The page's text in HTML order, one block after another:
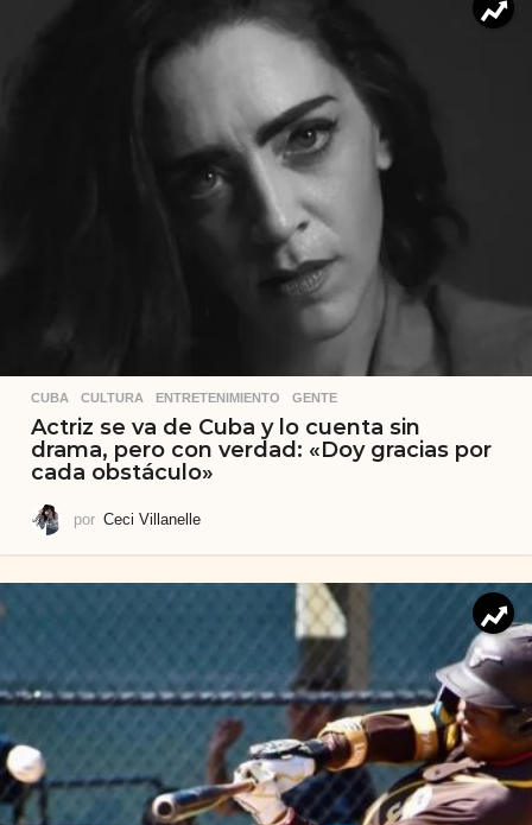
CUBA ,CULTURA ,ENTRETENIMIENTO ,GENTE
Actriz se va de Cuba y lo cuenta sin
drama, pero con verdad: «Doy gracias por
cada obstáculo»
por Ceci Villanelle